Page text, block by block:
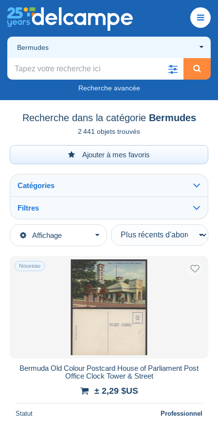
Bermudes
Recherche avancée
Recherche dans la catégorie Bermudes
2 441 objets trouvés
Ajouter à mes favoris
Affichage
Catégories
Catégories principales
Amérique
Filtres
Types de vente
En cours
Prix fixes
Enchères avec offres
Enchères sans offres
Maisons de vente
depuis
jours
Prix
Nouveau
Bermuda Old Colour Postcard House of Parliament Post
Office Clock Tower & Street
± 2,29 $US
Statut Professionnel